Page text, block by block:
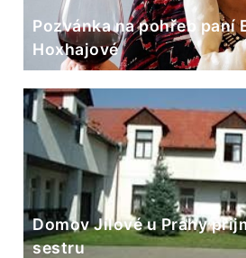
Pozvánka na pohřeb paní
Hoxhajové
Domov Jílové u Prahy
sestru